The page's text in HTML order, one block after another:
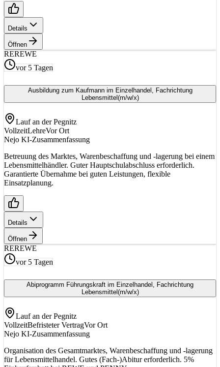
Details
Öffnen
REREWE
vor 5 Tagen
Ausbildung zum Kaufmann im Einzelhandel, Fachrichtung
Lebensmittel (m/w/x)
Lauf an der Pegnitz
VollzeitLehreVor Ort
Nejo KI-Zusammenfassung
Betreuung des Marktes, Warenbeschaffung und -lagerung bei einem
Lebensmittelhändler. Guter Hauptschulabschluss erforderlich.
Garantierte Übernahme bei guten Leistungen, flexible
Einsatzplanung.
Details
Öffnen
REREWE
vor 5 Tagen
Abiprogramm Führungskraft im Einzelhandel, Fachrichtung
Lebensmittel (m/w/x)
Lauf an der Pegnitz
VollzeitBefristeter VertragVor Ort
Nejo KI-Zusammenfassung
Organisation des Gesamtmarktes, Warenbeschaffung und -lagerung
für Lebensmittelhandel. Gutes (Fach-)Abitur erforderlich. 5%